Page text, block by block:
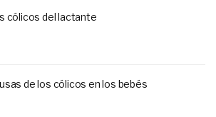
cólicos del lactante
de los cólicos en los bebés